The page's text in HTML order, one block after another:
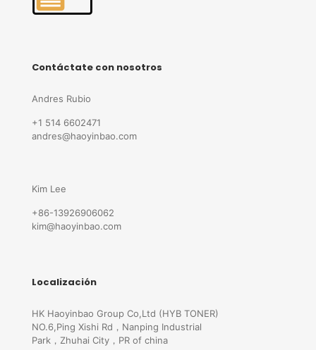
Contáctate con nosotros
Andres Rubio
+1 514 6602471
andres@haoyinbao.com
Kim Lee
+86-13926906062
kim@haoyinbao.com
Localización
HK Haoyinbao Group Co,Ltd (HYB TONER)
NO.6,Ping Xishi Rd，Nanping Industrial
Park，Zhuhai City，PR of china